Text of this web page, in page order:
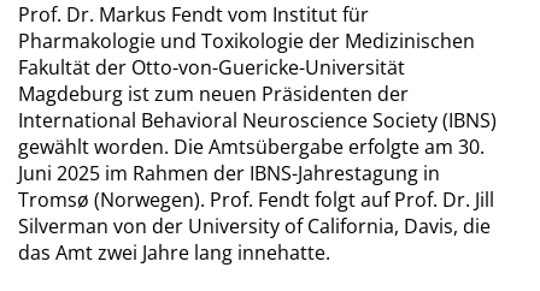
Prof. Dr. Markus Fendt vom Institut für
Pharmakologie und Toxikologie der Medizinischen
Fakultät der Otto-von-Guericke-Universität
Magdeburg ist zum neuen Präsidenten der
International Behavioral Neuroscience Society (IBNS)
gewählt worden. Die Amtsübergabe erfolgte am 30.
Juni 2025 im Rahmen der IBNS-Jahrestagung in
Tromsø (Norwegen). Prof. Fendt folgt auf Prof. Dr. Jill
Silverman von der University of California, Davis, die
das Amt zwei Jahre lang innehatte.